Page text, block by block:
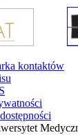
kontaktów